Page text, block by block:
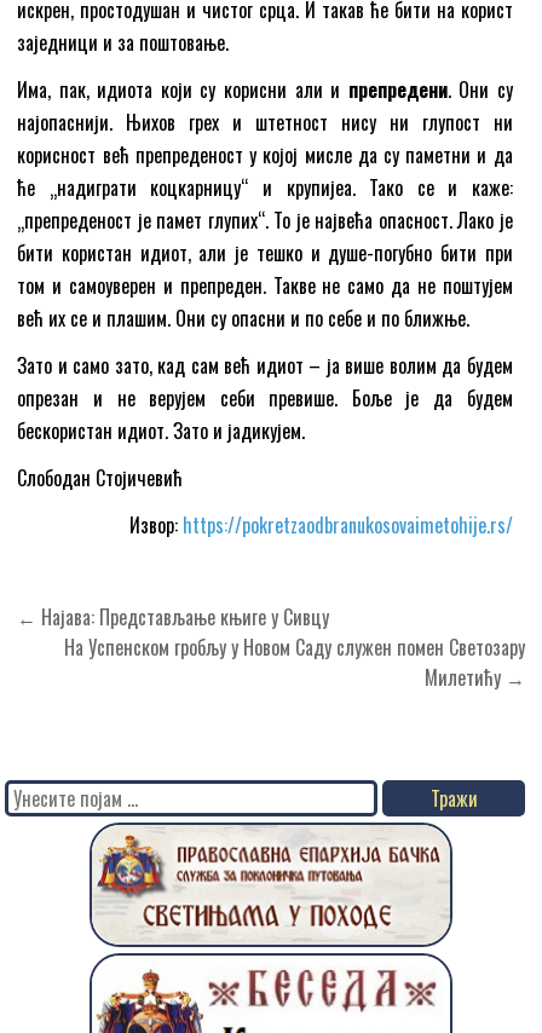
искрен, простодушан и чистог срца. И такав ће бити на корист
заједници и за поштовање.
Има, пак, идиота који су корисни али и препредени. Они су
најопаснији. Њихов грех и штетност нису ни глупост ни
корисност већ препреденост у којој мисле да су паметни и да
ће „надиграти коцкарницу“ и крупијеа. Тако се и каже:
„препреденост је памет глупих“. То је највећа опасност. Лако је
бити користан идиот, али је тешко и душе-погубно бити при
том и самоуверен и препреден. Такве не само да не поштујем
већ их се и плашим. Они су опасни и по себе и по ближње.
Зато и само зато, кад сам већ идиот – ја више волим да будем
опрезан и не верујем себи превише. Боље је да будем
бескористан идиот. Зато и јадикујем.
Слободан Стојичевић
Извор: https://pokretzaodbranukosovaimetohije.rs/
Кретање
чланка
← Најава: Представљање књиге у Сивцу
На Успенском гробљу у Новом Саду служен помен Светозару
Милетићу →
Search
for: